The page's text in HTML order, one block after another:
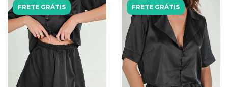
FRETE GRÁTIS FRETE GRÁTIS